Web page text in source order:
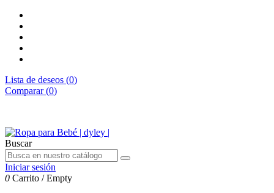
Lista de deseos (0)
Comparar (0)
Buscar
Iniciar sesión
0 Carrito /Empty